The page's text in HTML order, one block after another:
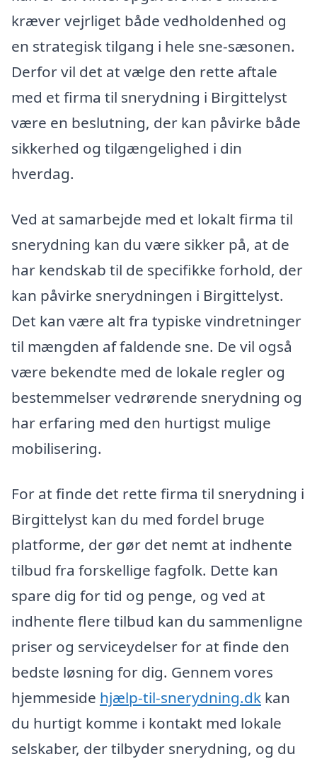
kræver vejrliget både vedholdenhed og
en strategisk tilgang i hele sne-sæsonen.
Derfor vil det at vælge den rette aftale
med et firma til snerydning i Birgittelyst
være en beslutning, der kan påvirke både
sikkerhed og tilgængelighed i din
hverdag.
Ved at samarbejde med et lokalt firma til
snerydning kan du være sikker på, at de
har kendskab til de specifikke forhold, der
kan påvirke snerydningen i Birgittelyst.
Det kan være alt fra typiske vindretninger
til mængden af ​​faldende sne. De vil også
være bekendte med de lokale regler og
bestemmelser vedrørende snerydning og
har erfaring med den hurtigst mulige
mobilisering.
For at finde det rette firma til snerydning i
Birgittelyst kan du med fordel bruge
platforme, der gør det nemt at indhente
tilbud fra forskellige fagfolk. Dette kan
spare dig for tid og penge, og ved at
indhente flere tilbud kan du sammenligne
priser og serviceydelser for at finde den
bedste løsning for dig. Gennem vores
hjemmeside hjælp-til-snerydning.dk kan
du hurtigt komme i kontakt med lokale
selskaber, der tilbyder snerydning, og du